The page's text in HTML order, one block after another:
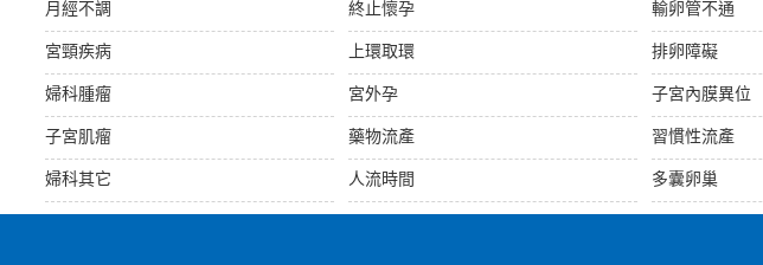
月經不調
宮頸疾病
婦科腫瘤
子宮肌瘤
婦科其它
終止懷孕
上環取環
宮外孕
藥物流產
人流時間
輸卵管不通
排卵障礙
子宮內膜異位
習慣性流產
多囊卵巢